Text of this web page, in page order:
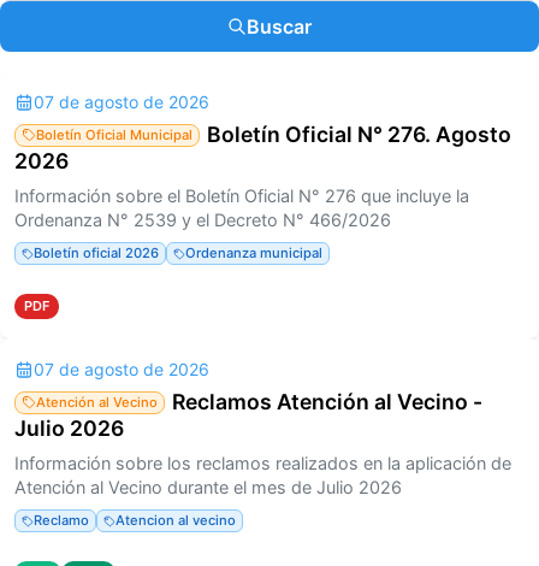
Buscar
07 de agosto de 2026
Boletín Oficial Municipal
Boletín Oficial N° 276. Agosto
2026
Información sobre el Boletín Oficial N° 276 que incluye la
Ordenanza N° 2539 y el Decreto N° 466/2026
Boletín oficial 2026 Ordenanza municipal
PDF
07 de agosto de 2026
Atención al Vecino
Reclamos Atención al Vecino -
Julio 2026
Información sobre los reclamos realizados en la aplicación de
Atención al Vecino durante el mes de Julio 2026
Reclamo Atencion al vecino